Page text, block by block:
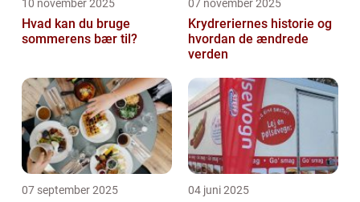
10 november 2025
Hvad kan du bruge
sommerens bær til?
07 november 2025
Krydreriernes historie og
hvordan de ændrede
verden
07 september 2025 04 juni 2025